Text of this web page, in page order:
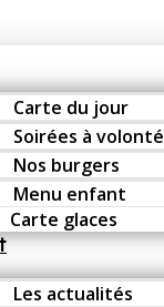
Carte du jour
Soirées à volonté
Nos burgers
Menu enfant
Carte glaces
Les actualités